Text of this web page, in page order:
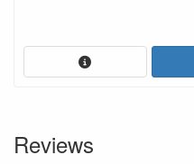
Reviews